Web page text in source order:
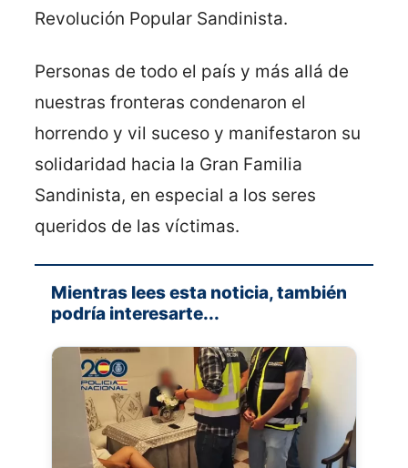
Revolución Popular Sandinista.
Personas de todo el país y más allá de
nuestras fronteras condenaron el
horrendo y vil suceso y manifestaron su
solidaridad hacia la Gran Familia
Sandinista, en especial a los seres
queridos de las víctimas.
Mientras lees esta noticia, también
podría interesarte...